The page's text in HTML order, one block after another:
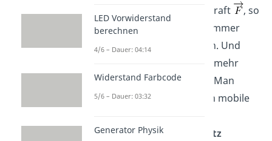
gerichtet, also gleich der Kraft
, so
würde die Leiterschaukel immer
mehr beschleunigt werden. Und
das, ohne dass von außen mehr
Energie hinzugefügt wird. Man
hätte somit ein Perpetuum mobile
demEnergieerhaltungssatz
LED Vorwiderstand
berechnen
4/6 – Dauer: 04:14
Widerstand Farbcode
5/6 – Dauer: 03:32
Generator Physik